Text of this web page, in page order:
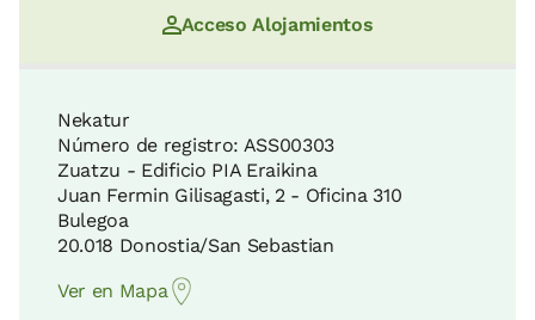
Acceso Alojamientos
Nekatur
Número de registro: ASS00303
Zuatzu - Edificio PIA Eraikina
Juan Fermin Gilisagasti, 2 - Oficina 310
Bulegoa
20.018 Donostia/San Sebastian
Ver en Mapa